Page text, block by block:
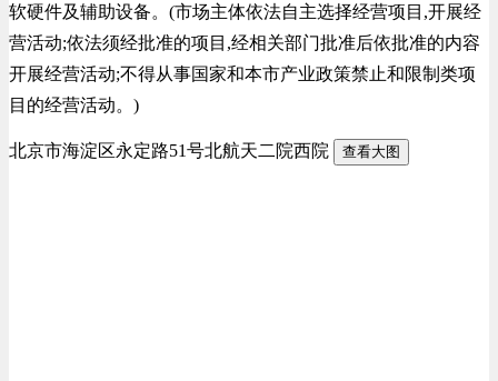
软硬件及辅助设备。(市场主体依法自主选择经营项目,开展经
营活动;依法须经批准的项目,经相关部门批准后依批准的内容
开展经营活动;不得从事国家和本市产业政策禁止和限制类项
目的经营活动。)
北京市海淀区永定路51号北航天二院西院 查看大图